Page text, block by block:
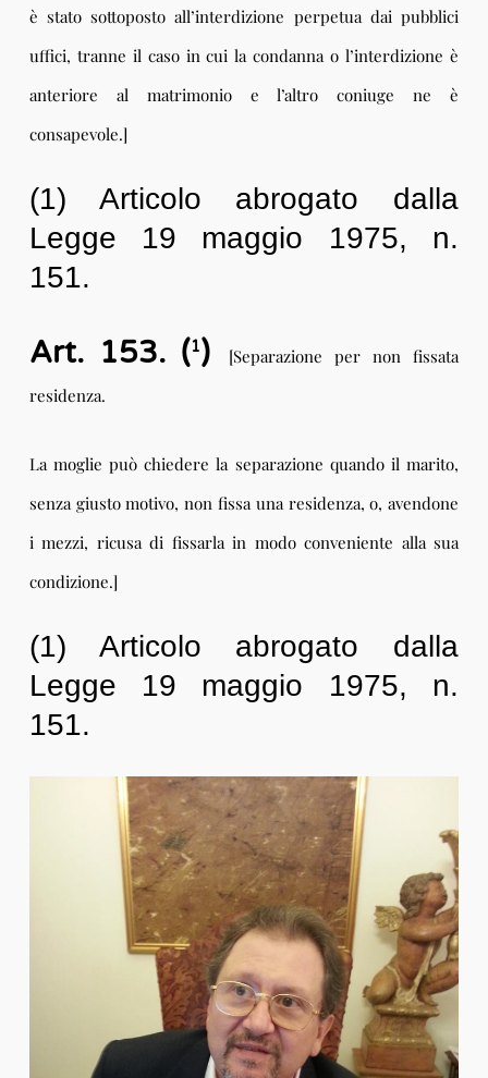
è stato sottoposto all’interdizione perpetua dai pubblici
uffici, tranne il caso in cui la condanna o l’interdizione è
anteriore al matrimonio e l’altro coniuge ne è
consapevole.]
(1) Articolo abrogato dalla
Legge 19 maggio 1975, n.
151.
Art. 153. (1)
[Separazione per non fissata
residenza.
La moglie può chiedere la separazione quando il marito,
senza giusto motivo, non fissa una residenza, o, avendone
i mezzi, ricusa di fissarla in modo conveniente alla sua
condizione.]
(1) Articolo abrogato dalla
Legge 19 maggio 1975, n.
151.